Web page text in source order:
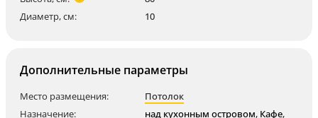
Диаметр, см:
10
Дополнительные параметры
Место размещения:
Потолок
Назначение:
над кухонным островом, Кафе,